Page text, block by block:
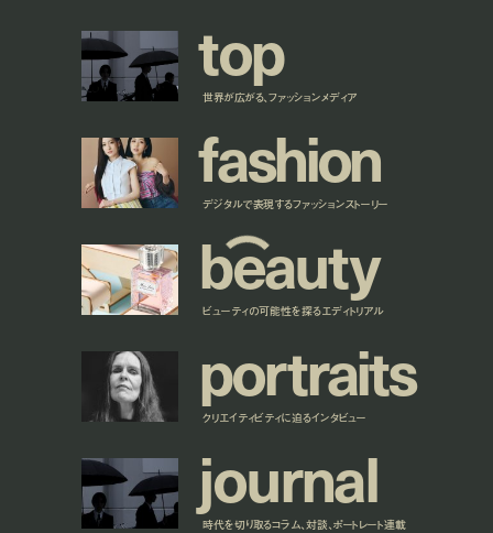
top
世界が広がる、ファッションメディア
fashion
デジタルで表現するファッションストーリー
beauty
ビューティの可能性を探るエディトリアル
portraits
クリエイティビティに迫るインタビュー
journal
時代を切り取るコラム、対談、ポートレート連載